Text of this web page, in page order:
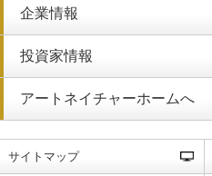
企業情報
投資家情報
アートネイチャーホームへ
サイトマップ